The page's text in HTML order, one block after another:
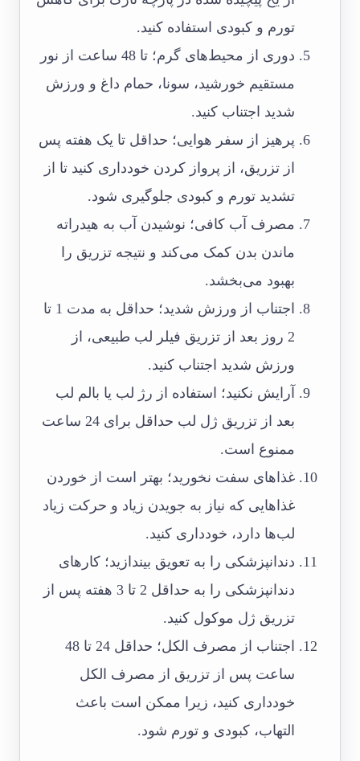
تورم و کبودی استفاده کنید.
دوری از محیط‌های گرم؛ تا 48 ساعت از نور
مستقیم خورشید، سونا، حمام داغ و ورزش
شدید اجتناب کنید.
پرهیز از سفر هوایی؛ حداقل تا یک هفته پس
از تزریق، از پرواز کردن خودداری کنید تا از
تشدید تورم و کبودی جلوگیری شود.
مصرف آب کافی؛ نوشیدن آب به هیدراته
ماندن بدن کمک می‌کند و نتیجه تزریق را
بهبود می‌بخشد.
اجتناب از ورزش شدید؛ حداقل به مدت 1 تا
2 روز بعد از تزریق فیلر لب طبیعی، از
ورزش شدید اجتناب کنید.
آرایش نکنید؛ استفاده از رژ لب یا بالم لب
بعد از تزریق ژل لب حداقل برای 24 ساعت
ممنوع است.
غذاهای سفت نخورید؛ بهتر است از خوردن
غذاهایی که نیاز به جویدن زیاد و حرکت زیاد
لب‌ها دارد، خودداری کنید.
دندانپزشکی را به تعویق بیندازید؛ کارهای
دندانپزشکی را به حداقل 2 تا 3 هفته پس از
تزریق ژل موکول کنید.
اجتناب از مصرف الکل؛ حداقل 24 تا 48
ساعت پس از تزریق از مصرف الکل
خودداری کنید، زیرا ممکن است باعث
التهاب، کبودی و تورم شود.